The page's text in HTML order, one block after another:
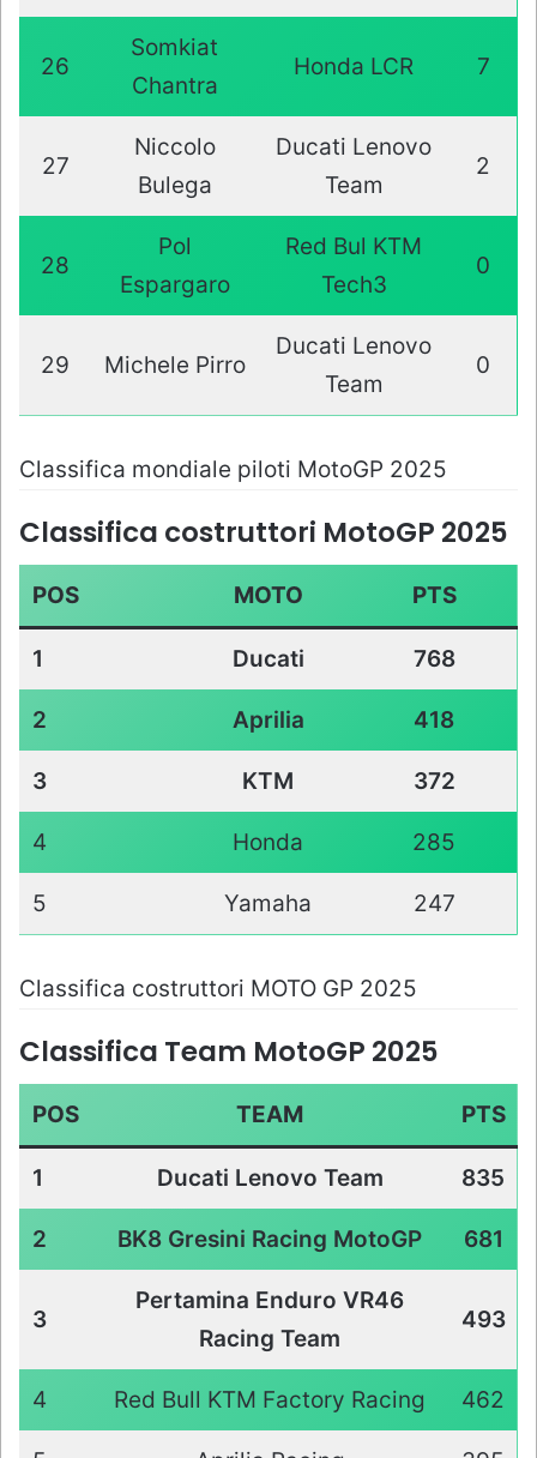
26
Somkiat
Chantra
Honda LCR 7
27
Niccolo
Bulega
Ducati Lenovo
Team
2
28
Pol
Espargaro
Red Bul KTM
Tech3
0
29 Michele Pirro
Ducati Lenovo
Team
0
Classifica mondiale piloti MotoGP 2025
Classifica costruttori MotoGP 2025
POS MOTO PTS
1 Ducati 768
2 Aprilia 418
3 KTM 372
4 Honda 285
5 Yamaha 247
Classifica costruttori MOTO GP 2025
Classifica Team MotoGP 2025
POS TEAM PTS
1 Ducati Lenovo Team 835
2 BK8 Gresini Racing MotoGP 681
3
Pertamina Enduro VR46
Racing Team
493
4 Red Bull KTM Factory Racing 462